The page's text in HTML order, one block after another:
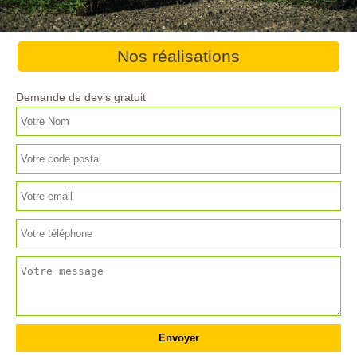
Nos réalisations
Demande de devis gratuit